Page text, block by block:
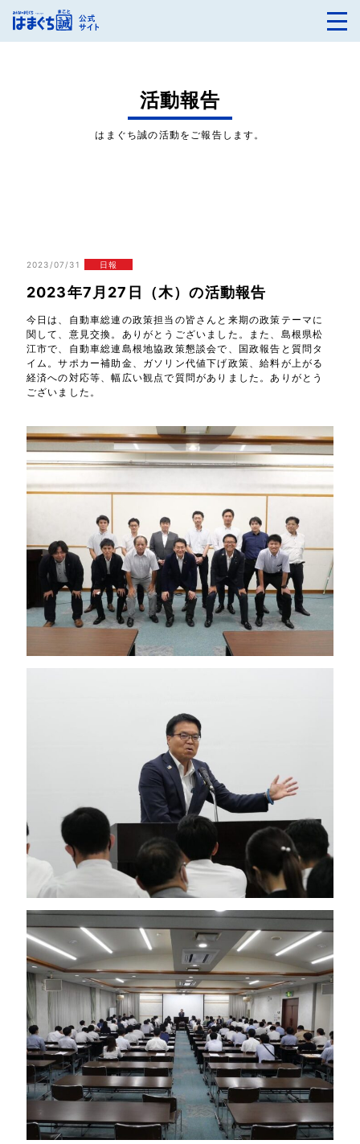
活動報告
はまぐち誠の活動をご報告します。
2023/07/31 日報
2023年7月27日（木）の活動報告
今日は、自動車総連の政策担当の皆さんと来期の政策テーマに
関して、意見交換。ありがとうございました。また、島根県松
江市で、自動車総連島根地協政策懇談会で、国政報告と質問タ
イム。サポカー補助金、ガソリン代値下げ政策、給料が上がる
経済への対応等、幅広い観点で質問がありました。ありがとう
ございました。